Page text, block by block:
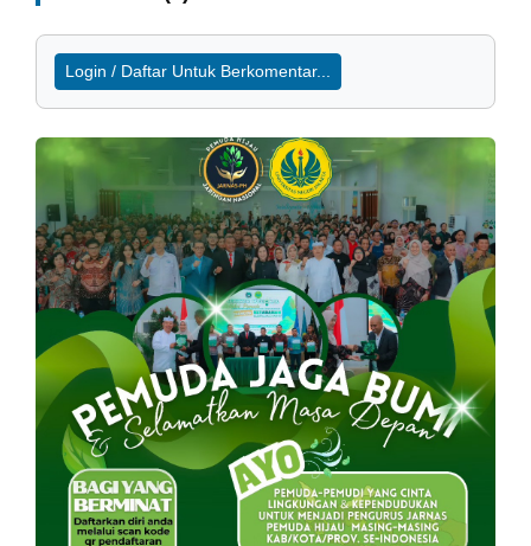
Login / Daftar Untuk Berkomentar...